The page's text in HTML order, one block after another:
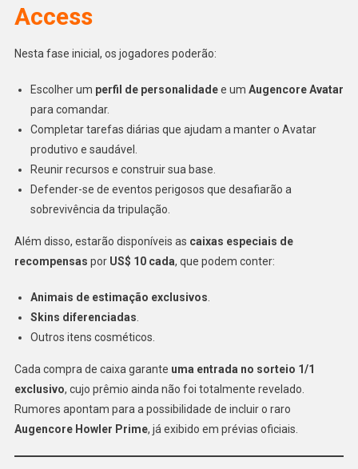
Access
Nesta fase inicial, os jogadores poderão:
Escolher um perfil de personalidadee um Augencore Avatar
para comandar.
Completar tarefas diárias que ajudam a manter o Avatar
produtivo e saudável.
Reunir recursos e construir sua base.
Defender-se de eventos perigosos que desafiarão a
sobrevivência da tripulação.
Além disso, estarão disponíveis as caixas especiais de
recompensas por US$ 10 cada, que podem conter:
Animais de estimação exclusivos
Skins diferenciadas
Outros itens cosméticos.
Cada compra de caixa garante uma entrada no sorteio 1/1
exclusivo, cujo prêmio ainda não foi totalmente revelado.
Rumores apontam para a possibilidade de incluir o raro
Augencore Howler Prime, já exibido em prévias oficiais.